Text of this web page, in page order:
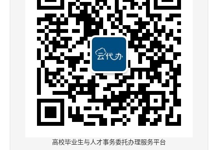
高校毕业生与人才事务委托办理服务平台